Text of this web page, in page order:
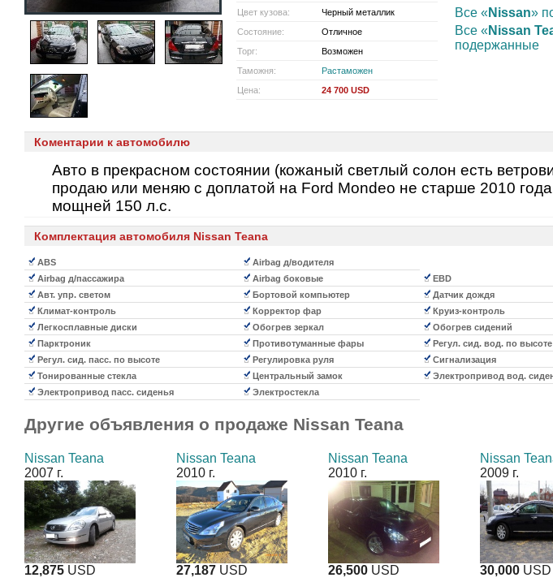
Цвет кузова:
Черный металлик
Состояние:
Отличное
Торг:
Возможен
Таможня:
Растаможен
Цена:
24 700 USD
Все « Nissan»
Все « Nissan
подержанные
Коментарии к автомобилю
Авто в прекрасном состоянии (кожаный светлый солон есть
продаю или меняю с доплатой на Ford Mondeo не старше 2010
мощней 150 л.с.
Комплектация автомобиля Nissan Teana
ABS
Airbag д/водителя
Airbag д/пассажира
Airbag боковые
EBD
Авт. упр. светом
Бортовой компьютер
Датчик дождя
Климат-контроль
Корректор фар
Круиз-контроль
Легкосплавные диски
Обогрев зеркал
Обогрев сидений
Парктроник
Противотуманные фары
Регул. сид. вод. по высоте
Регул. сид. пасс. по высоте
Регулировка руля
Сигнализация
Тонированные стекла
Центральный замок
Электропривод вод.
Электропривод пасс. сиденья
Электростекла
Другие объявления о продаже Nissan Teana
Nissan Teana
2007 г.
12,875 USD
Nissan Teana
2010 г.
27,187 USD
Nissan Teana
2010 г.
26,500 USD
Nissan
2009 г.
30,000 USD